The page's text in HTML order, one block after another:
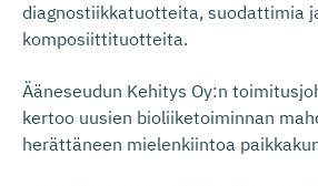
diagnostiikkatuotteita, suodattimia
komposiittituotteita.
Ääneseudun Kehitys Oy:n
kertoo uusien bioliiketoiminnan
herättäneen mielenkiintoa